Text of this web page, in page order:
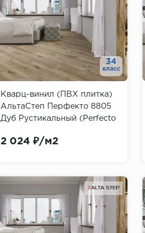
34
класс
Кварц-винил (ПВХ плитка)
АльтаСтеп Перфекто 8805
Дуб Рустикальный (Perfecto
2 024 ₽/м2